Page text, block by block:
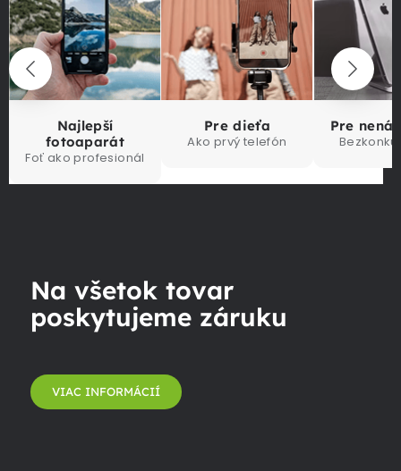
Najlepší
fotoaparát
Foť ako profesionál
Pre dieťa
Ako prvý telefón
Pre
Na všetok tovar
poskytujeme záruku
VIAC INFORMÁCIÍ